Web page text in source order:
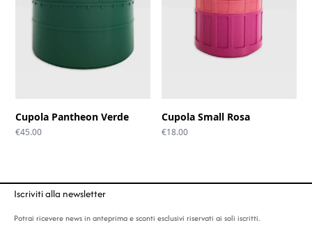
Cupola Pantheon Verde
€45.00
Cupola Small Rosa
€18.00
Iscriviti alla newsletter
Potrai ricevere news in anteprima e sconti esclusivi riservati ai soli iscritti.